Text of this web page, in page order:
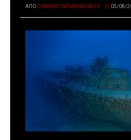
ΑΠΌ ΓΙΆΝΝΗΣ ΠΑΠΑΝΙΚΟΛΆΟΥ 05/08/